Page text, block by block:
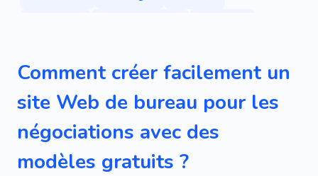
Systèmes Électriques
Réformes
Analytique
Booster
Consultant
Salle D'affaires
Personnel
Employé
Investisseur
Bureau
Monde Des Affaires
Comment créer facilement un
site Web de bureau pour les
négociations avec des
modèles gratuits ?